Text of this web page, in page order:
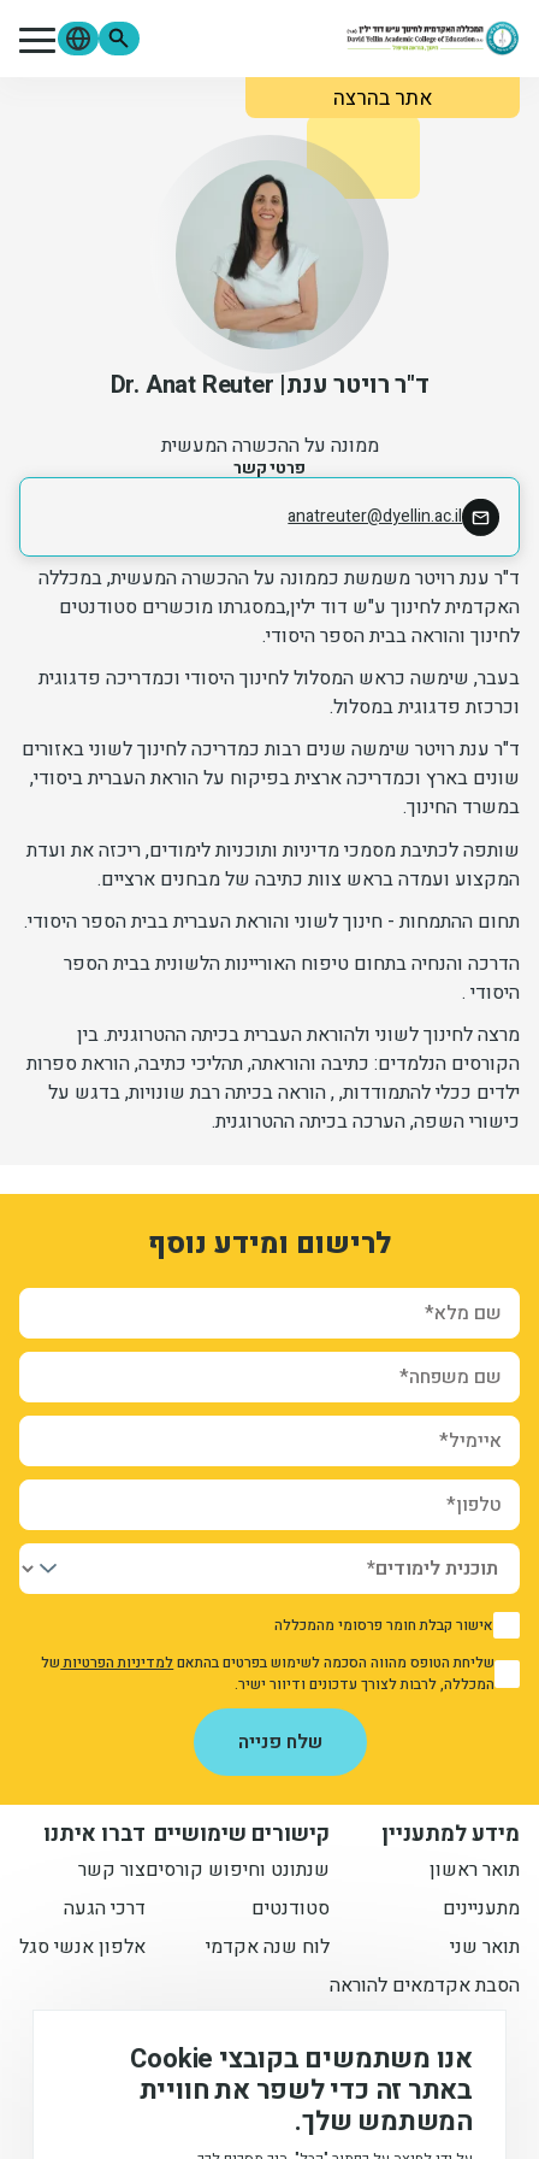
דילוג לתוכן העיקרי
אתר בהרצהמתעניינים סטודנטים
ספרייה
פורטל הסטודנטים
פורטל הסגל
אודות המכללה
מחקר ופירסומים
יחידות ומכונים
חברה וקהילה
ד"ר רויטר ענת Dr. Anat Reuter
ממונה על ההכשרה המעשית
פרטי קשר
anatreuter@dyellin.ac.il
ד"ר ענת רויטר משמשת כממונה על ההכשרה המעשית, במכללה
האקדמית לחינוך ע"ש דוד ילין,במסגרתו מוכשרים סטודנטים
לחינוך והוראה בבית הספר היסודי.
בעבר, שימשה כראש המסלול לחינוך היסודי וכמדריכה פדגוגית
וכרכזת פדגוגית במסלול.
ד"ר ענת רויטר שימשה שנים רבות כמדריכה לחינוך לשוני באזורים
שונים בארץ וכמדריכה ארצית בפיקוח על הוראת העברית ביסודי,
במשרד החינוך.
שותפה לכתיבת מסמכי מדיניות ותוכניות לימודים, ריכזה את ועדת
המקצוע ועמדה בראש צוות כתיבה של מבחנים ארציים.
תחום ההתמחות - חינוך לשוני והוראת העברית בבית הספר היסודי.
הדרכה והנחיה בתחום טיפוח האוריינות הלשונית בבית הספר
היסודי .
מרצה לחינוך לשוני ולהוראת העברית בכיתה ההטרוגנית. בין
הקורסים הנלמדים: כתיבה והוראתה, תהליכי כתיבה, הוראת ספרות
ילדים ככלי להתמודדות, , הוראה בכיתה רבת שונויות, בדגש על
כישורי השפה, הערכה בכיתה ההטרוגנית.
לרישום ומידע נוסף
שם מלא*
שם משפחה*
איימיל*
טלפון*
1 אישור קבלת חומר פרסומי מהמכללה
1
אני מאשר/ת את מדיניות הפרטיות
שליחת הטופס מהווה הסכמה לשימוש בפרטים בהתאםלמדיניות הפרטיותשל
המכללה, לרבות לצורך עדכונים ודיוור ישיר.
שלח פנייה
form-ItLd0rJDd1sYW-ZEunP0IUjnr_Jj1V6IdUhoN8Ge_cI
מידע למתעניין
תואר ראשון
מתעניינים
תואר שני
הסבת אקדמאים להוראה
קישורים שימושיים
שנתונט וחיפוש קורסים
סטודנטים
לוח שנה אקדמי
דברו איתנו
צור קשר
דרכי הגעה
אלפון אנשי סגל
המכללה האקדמית לחינוך ע"ש דוד ילין (ע.ר), © 2026
הישארו מעודכנים איתנואנו משתמשים בקובצי Cookie
באתר זה כדי לשפר את חוויית
המשתמש שלך.